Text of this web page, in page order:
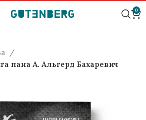
0
пана А. Альгерд Бахаревич